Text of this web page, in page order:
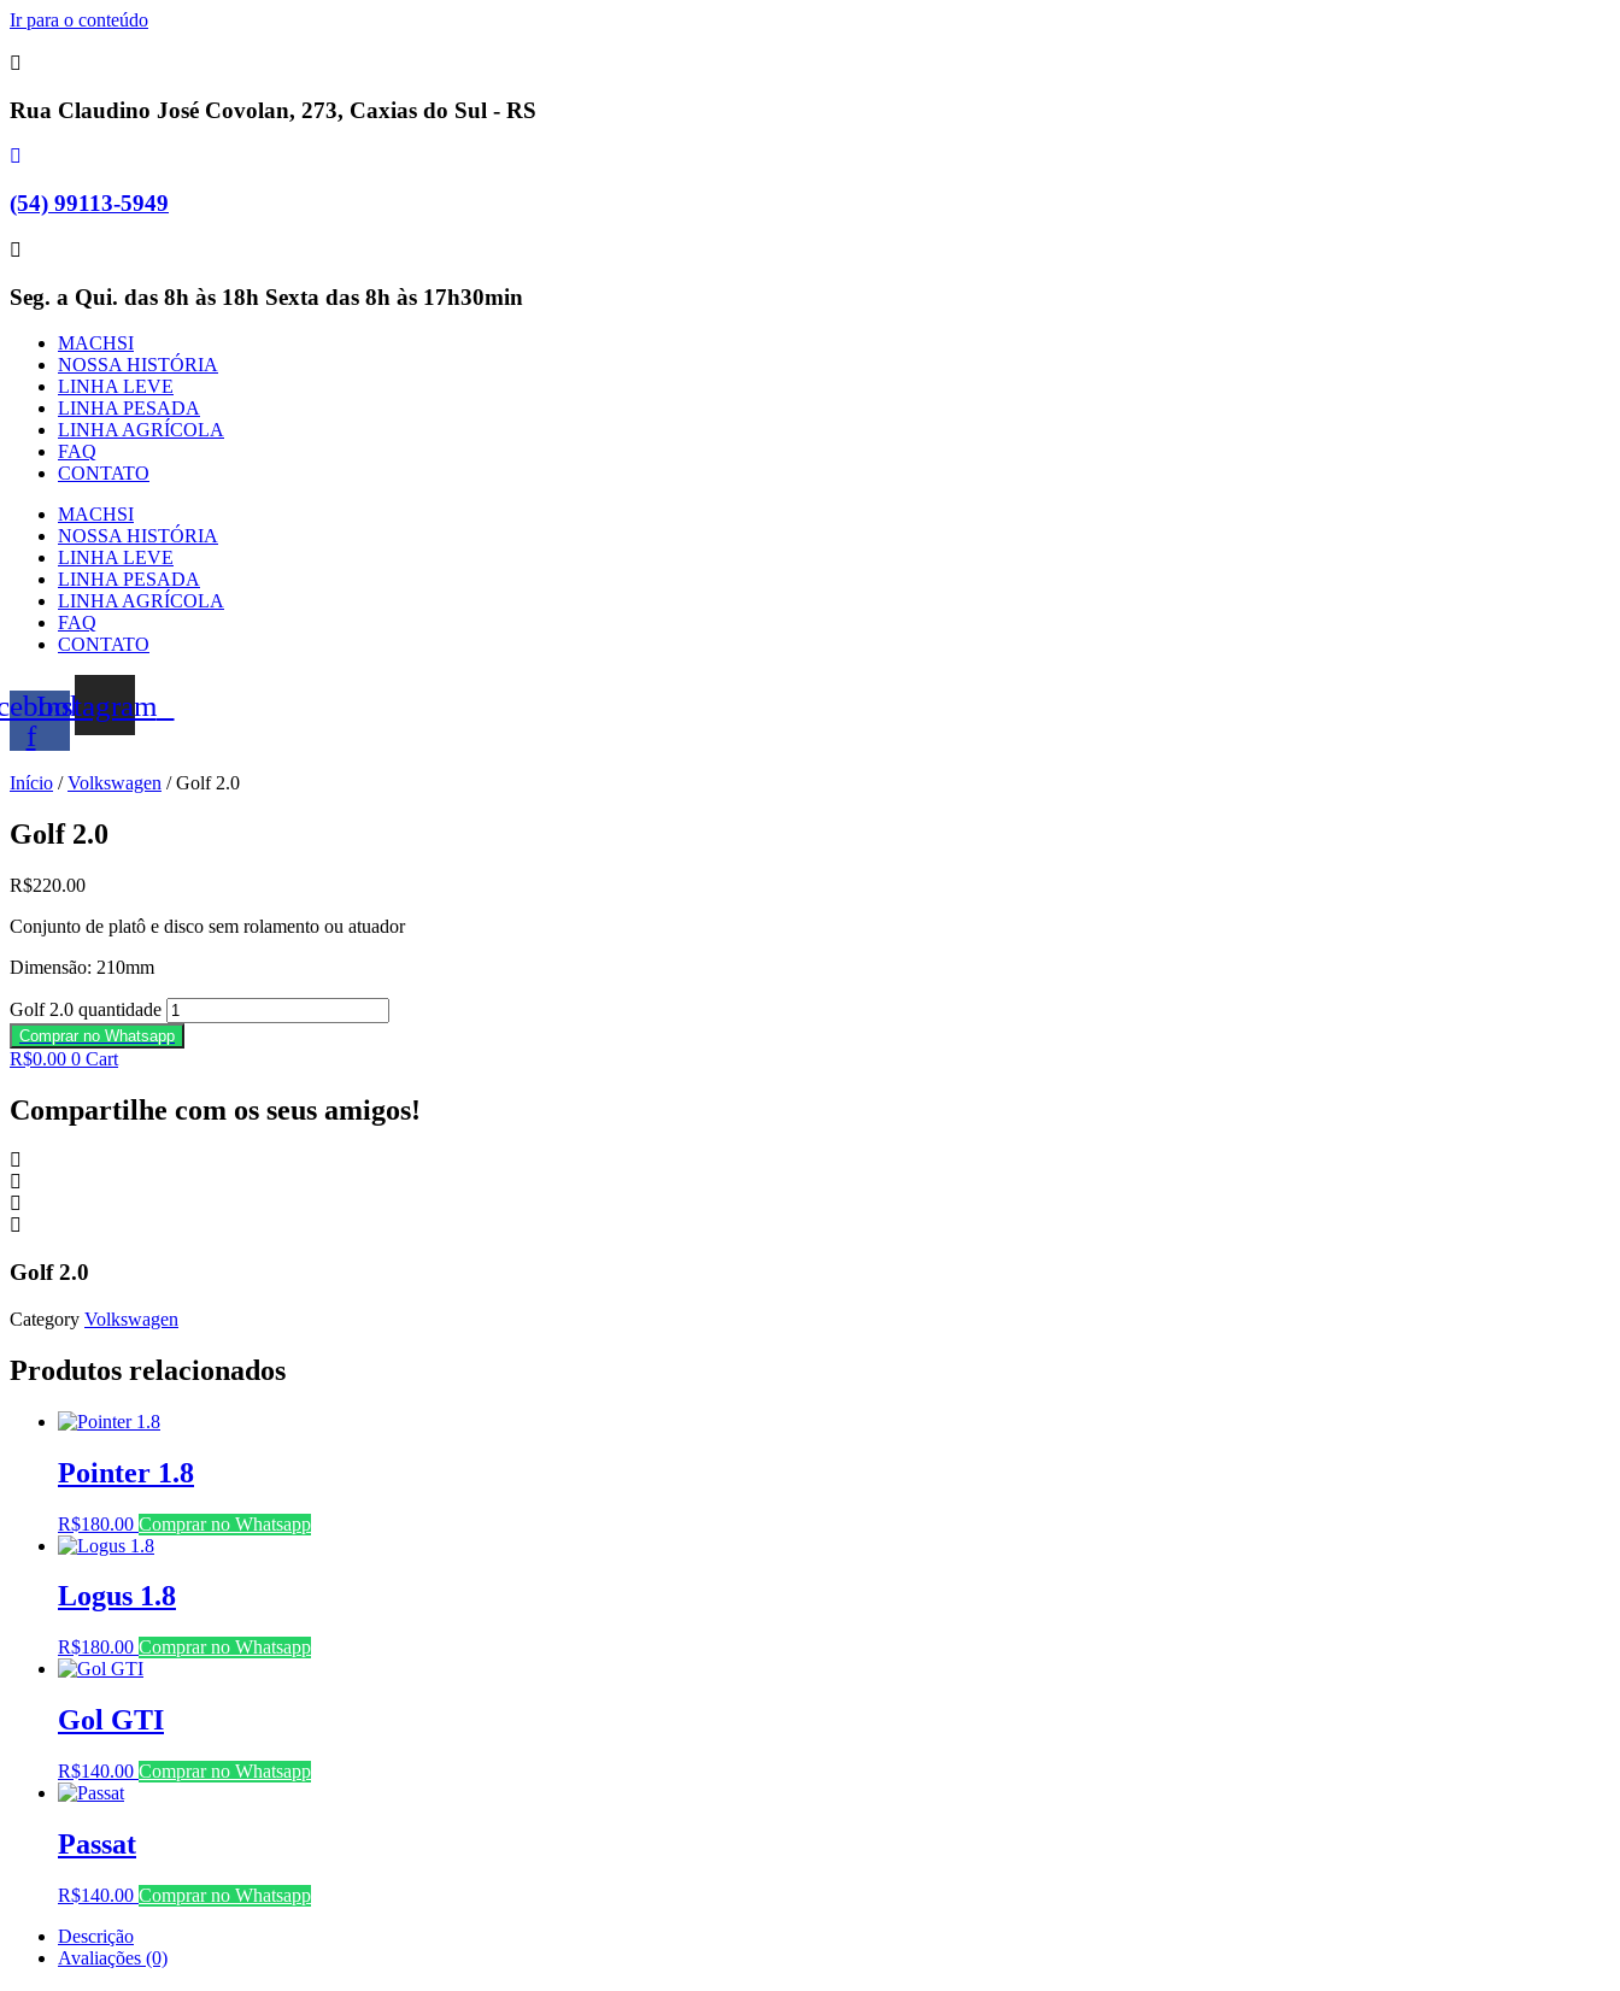
Ir para o conteúdo
Rua Claudino José Covolan, 273, Caxias do Sul - RS
(54) 99113-5949
Seg. a Qui. das 8h às 18h Sexta das 8h às 17h30min
MACHSI
NOSSA HISTÓRIA
LINHA LEVE
LINHA PESADA
LINHA AGRÍCOLA
FAQ
CONTATO
MACHSI
NOSSA HISTÓRIA
LINHA LEVE
LINHA PESADA
LINHA AGRÍCOLA
FAQ
CONTATO
f
Instagram
Início /Volkswagen / Golf 2.0
Golf 2.0
R$220.00
Conjunto de platô e disco sem rolamento ou atuador
Dimensão: 210mm
Golf 2.0 quantidade
Comprar no Whatsapp
R$0.00 0 Cart
Compartilhe com os seus amigos!
Golf 2.0
Category Volkswagen
Produtos relacionados
Pointer 1.8
R$180.00 Comprar no Whatsapp
Logus 1.8
R$180.00 Comprar no Whatsapp
Gol GTI
R$140.00 Comprar no Whatsapp
Passat
R$140.00 Comprar no Whatsapp
Descrição
Avaliações (0)